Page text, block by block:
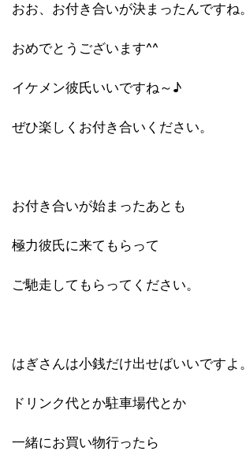
おお、お付き合いが決まったんですね。
おめでとうございます^^
イケメン彼氏いいですね～♪
ぜひ楽しくお付き合いください。
お付き合いが始まったあとも
極力彼氏に来てもらって
ご馳走してもらってください。
はぎさんは小銭だけ出せばいいですよ。
ドリンク代とか駐車場代とか
一緒にお買い物行ったら